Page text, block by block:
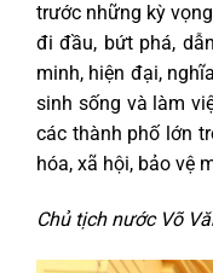
trước những kỳ
đi đầu, bứt phá,
minh, hiện đại,
sinh sống và làm
các thành phố lớn
hóa, xã hội, bảo vệ
Chủ tịch nước Võ